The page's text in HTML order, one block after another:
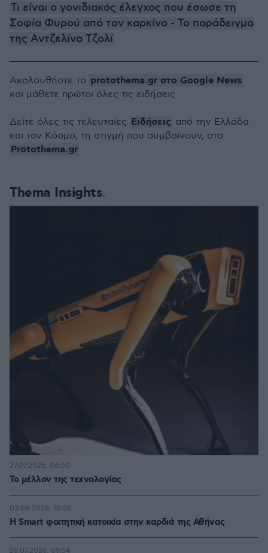
Τι είναι ο γονιδιακός έλεγχος που έσωσε τη
Σοφία Φυρού από τον καρκίνο - Το παράδειγμα
της Αντζελίνα Τζολί
Thema Insights
Το μέλλον της τεχνολογίας
27.07.2026, 06:00
Η Smart φοιτητική κατοικία στην καρδιά της Αθήνας
03.08.2026, 10:56
26.07.2026, 09:54
Ακολουθήστε το protothema.gr στο Google News
και μάθετε πρώτοι όλες τις ειδήσεις
Δείτε όλες τις τελευταίες Ειδήσεις από την Ελλάδα
και τον Κόσμο, τη στιγμή που συμβαίνουν, στο
Protothema.gr